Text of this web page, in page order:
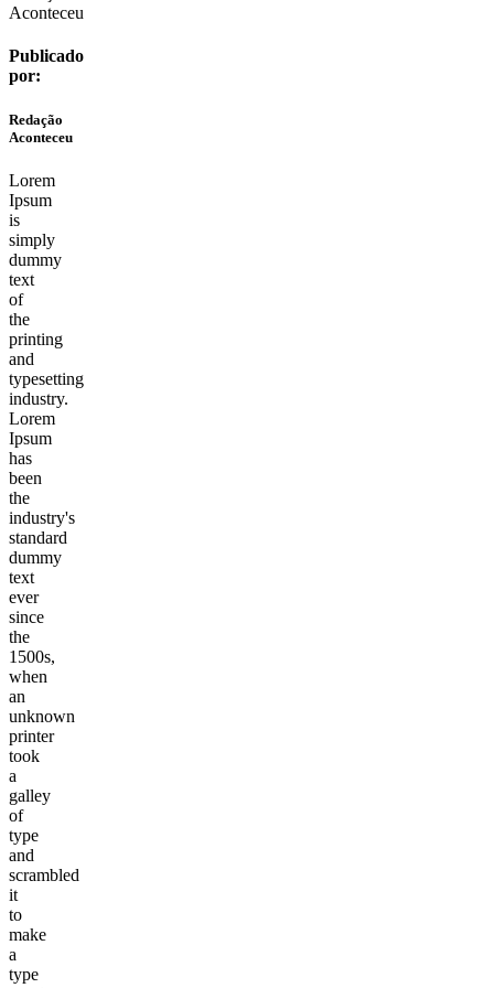
Publicado
por:
Redação
Aconteceu
Lorem
Ipsum
is
simply
dummy
text
of
the
printing
and
typesetting
industry.
Lorem
Ipsum
has
been
the
industry's
standard
dummy
text
ever
since
the
1500s,
when
an
unknown
printer
took
a
galley
of
type
and
scrambled
it
to
make
a
type